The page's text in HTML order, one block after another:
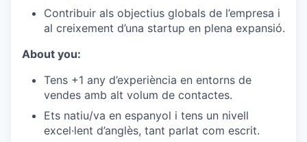
Contribuir als objectius globals de l’empresa i
al creixement d’una startup en plena expansió.
About you:
Tens +1 any d’experiència en entorns de
vendes amb alt volum de contactes.
Ets natiu/va en espanyol i tens un nivell
excel·lent d’anglès, tant parlat com escrit.